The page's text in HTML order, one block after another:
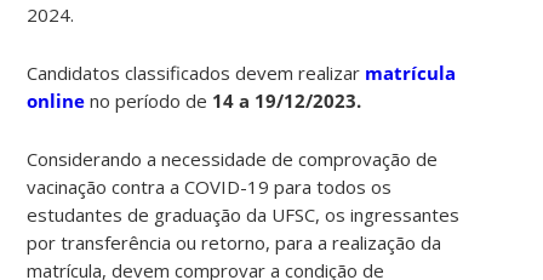
2024.
Candidatos classificados devem realizar matrícula
online no período de 14 a 19/12/2023.
Considerando a necessidade de comprovação de
vacinação contra a COVID-19 para todos os
estudantes de graduação da UFSC, os ingressantes
por transferência ou retorno, para a realização da
matrícula, devem comprovar a condição de